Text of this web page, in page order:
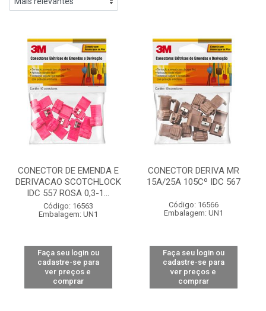
CONECTOR DE EMENDA E
DERIVACAO SCOTCHLOCK
IDC 557 ROSA 0,3-1...
Código: 16563
Embalagem: UN1
Faça seu login ou
cadastre-se para
ver preços e
comprar
CONECTOR DERIVA MR
15A/25A 105Cº IDC 567
Código: 16566
Embalagem: UN1
Faça seu login ou
cadastre-se para
ver preços e
comprar